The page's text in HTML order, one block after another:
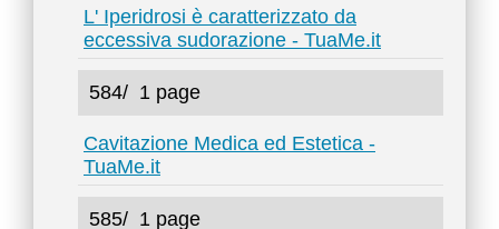
L' Iperidrosi è caratterizzato da
eccessiva sudorazione - TuaMe.it
584/ 1 page
Cavitazione Medica ed Estetica -
TuaMe.it
585/ 1 page